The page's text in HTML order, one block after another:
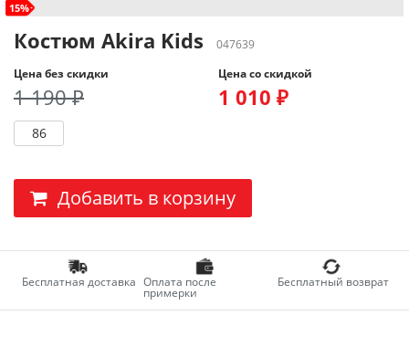
15%
Костюм Akira Kids
047639
Цена без скидки
1 190 ₽
Цена со скидкой
1 010 ₽
86
Добавить в корзину
Бесплатная доставка Оплата после
примерки
Бесплатный возврат